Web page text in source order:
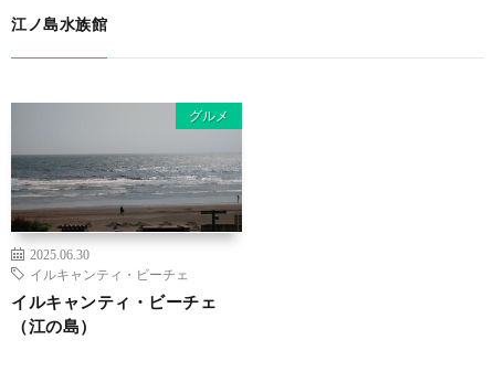
江ノ島水族館
グルメ
2025.06.30
イルキャンティ・ビーチェ
イルキャンティ・ビーチェ
（江の島）